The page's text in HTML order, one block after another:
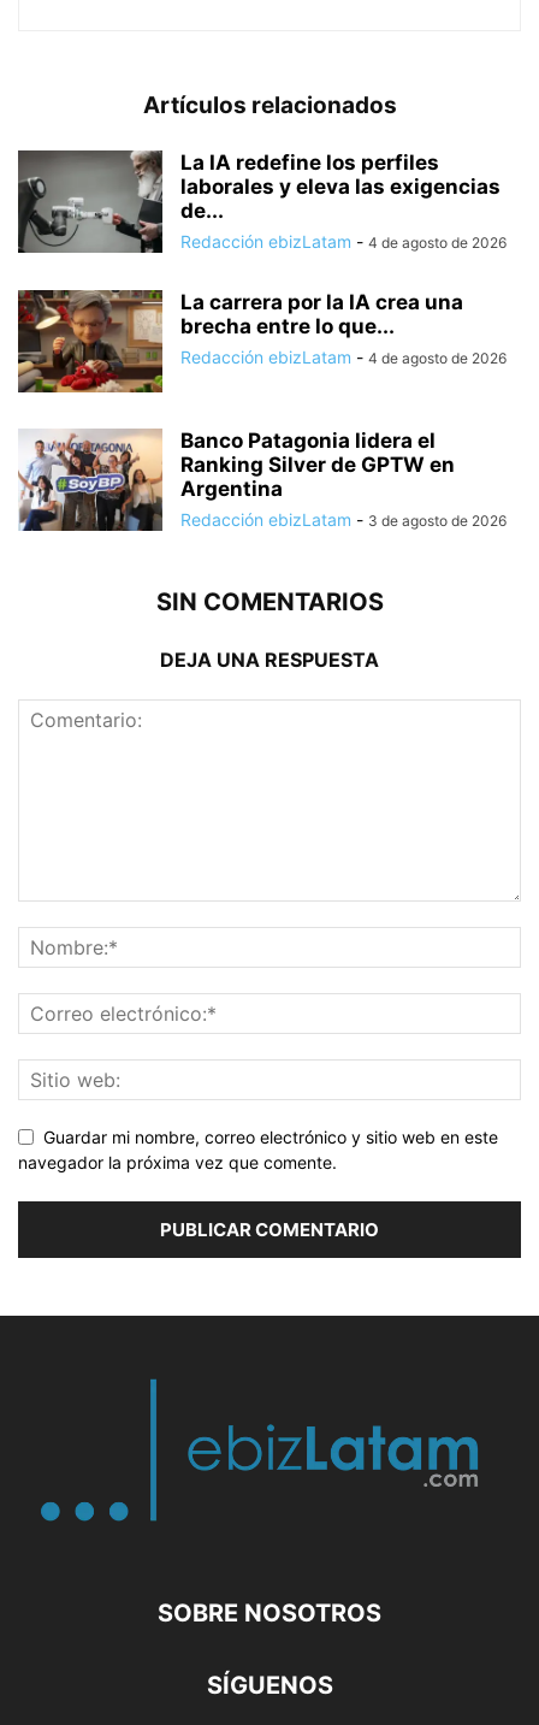
Artículos relacionados
La IA redefine los perfiles
laborales y eleva las exigencias
de...
Redacción ebizLatam - 4 de agosto de 2026
La carrera por la IA crea una
brecha entre lo que...
Redacción ebizLatam - 4 de agosto de 2026
Banco Patagonia lidera el
Ranking Silver de GPTW en
Argentina
Redacción ebizLatam - 3 de agosto de 2026
SIN COMENTARIOS
DEJA UNA RESPUESTA
Guardar mi nombre, correo electrónico y sitio web en este
navegador la próxima vez que comente.
SOBRE NOSOTROS
SÍGUENOS